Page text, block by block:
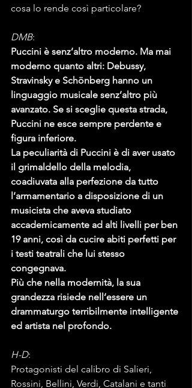
cosa lo rende così particolare?
DMB:
Puccini è senz’altro moderno. Ma mai
moderno quanto altri: Debussy,
Stravinsky e Schönberg hanno un
linguaggio musicale senz’altro più
avanzato. Se si sceglie questa strada,
Puccini ne esce sempre perdente e
figura inferiore.
La peculiarità di Puccini è di aver usato
il grimaldello della melodia,
coadiuvata alla perfezione da tutto
l’armamentario a disposizione di un
musicista che aveva studiato
accademicamente ad alti livelli per ben
19 anni, così da cucire abiti perfetti per
i testi teatrali che lui stesso
congegnava.
Più che nella modernità, la sua
grandezza risiede nell‘essere un
drammaturgo terribilmente intelligente
ed artista nel profondo.
H-D:
Protagonisti del calibro di Salieri,
Rossini, Bellini, Verdi, Catalani e tanti